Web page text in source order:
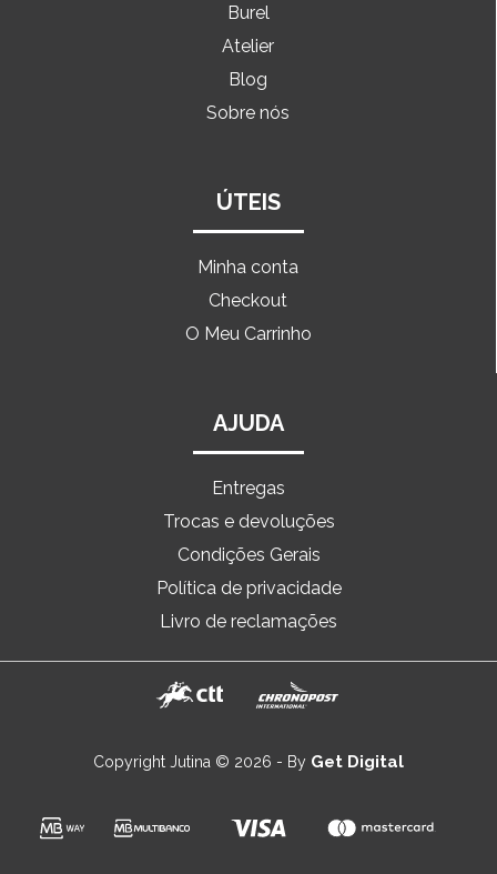
Burel
Atelier
Blog
Sobre nós
ÚTEIS
Minha conta
Checkout
O Meu Carrinho
AJUDA
Entregas
Trocas e devoluções
Condições Gerais
Política de privacidade
Livro de reclamações
Copyright Jutina © 2026 - By Get Digital